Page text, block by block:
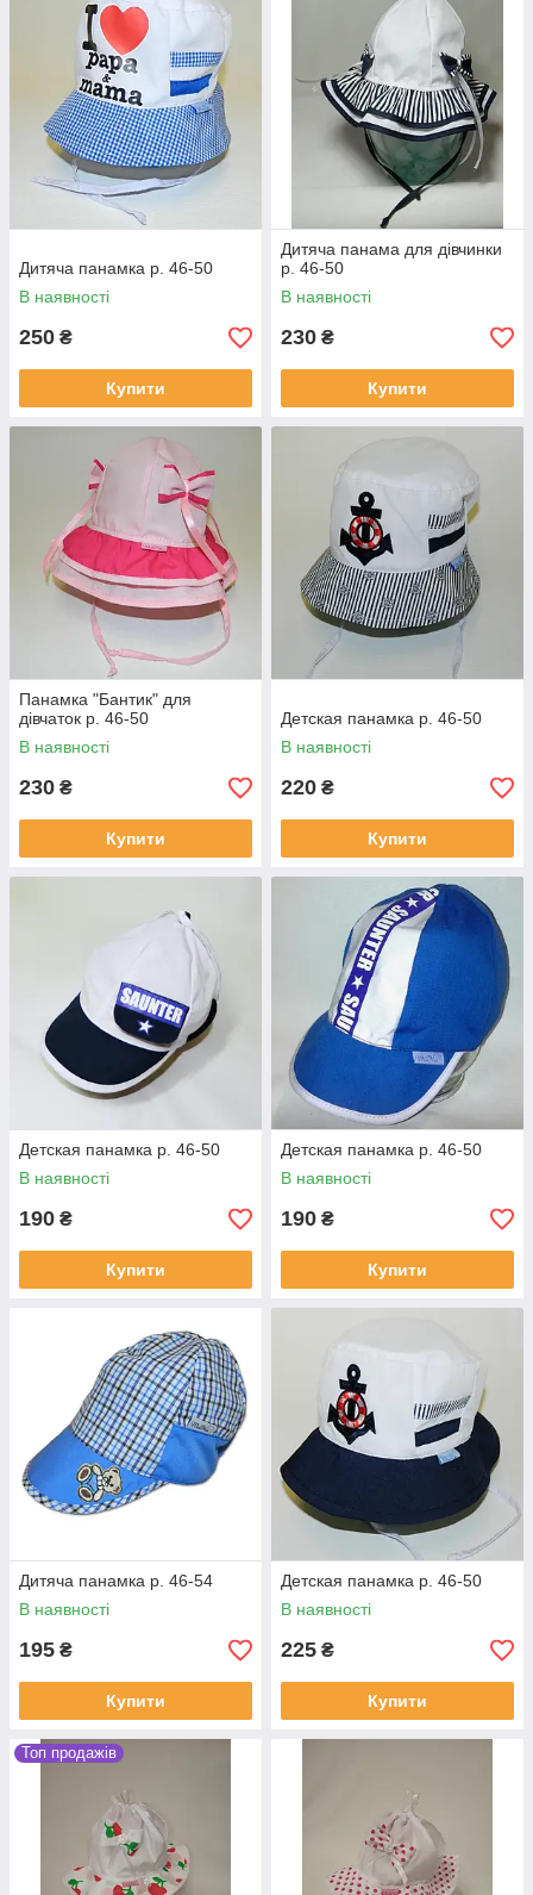
Дитяча панамка р. 46-50
В наявності
250 ₴
Купити
Дитяча панама для дівчинки
р. 46-50
В наявності
230 ₴
Купити
Панамка "Бантик" для
дівчаток р. 46-50
В наявності
230 ₴
Купити
Детская панамка р. 46-50
В наявності
220 ₴
Купити
Детская панамка р. 46-50
В наявності
190 ₴
Купити
Детская панамка р. 46-50
В наявності
190 ₴
Купити
Дитяча панамка р. 46-54
В наявності
195 ₴
Купити
Детская панамка р. 46-50
В наявності
225 ₴
Купити
Топ продажів